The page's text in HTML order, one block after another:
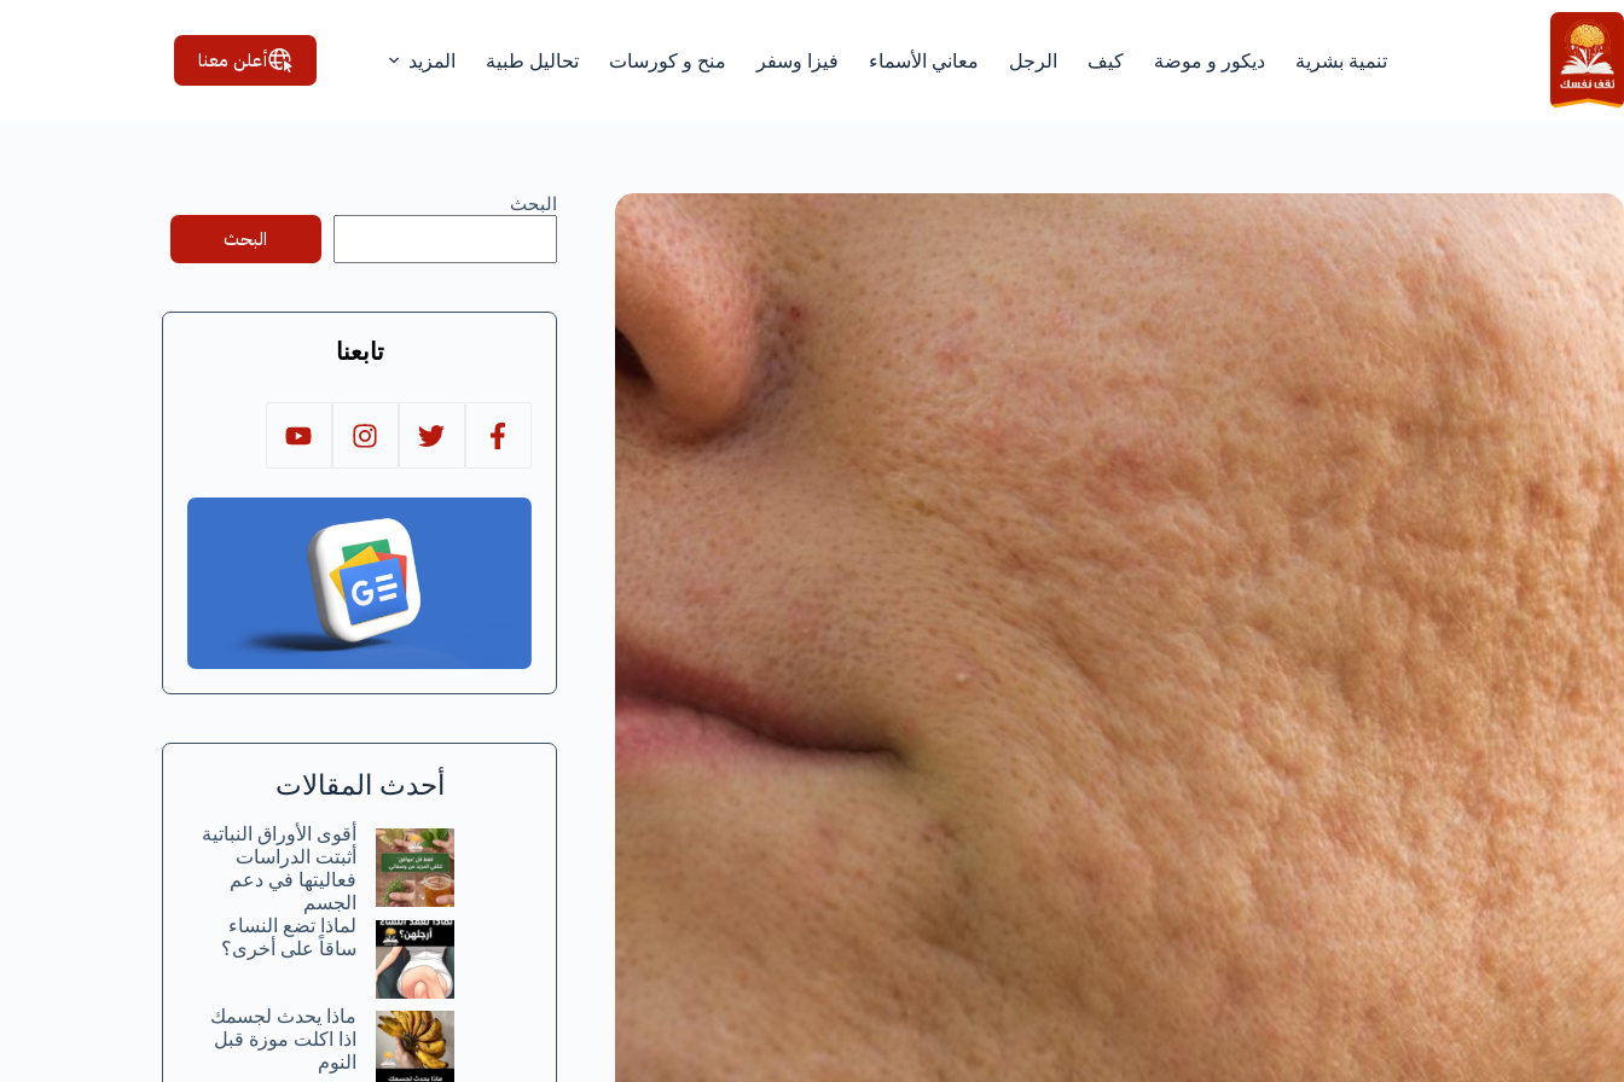
التجاوز
إلى
المحتوى
تنمية بشرية ديكور و موضة كيف الرجل معاني الأسماء فيزا وسفر منح و كورسات تحاليل طبية المزيد أعلن معنا
البحث
البحث
تابعنا
أحدث المقالات
أقوى الأوراق النباتية
أثبتت الدراسات
فعاليتها في دعم
الجسم
لماذا تضع النساء
ساقاً على أخرى؟
ماذا يحدث لجسمك
اذا اكلت موزة قبل
النوم